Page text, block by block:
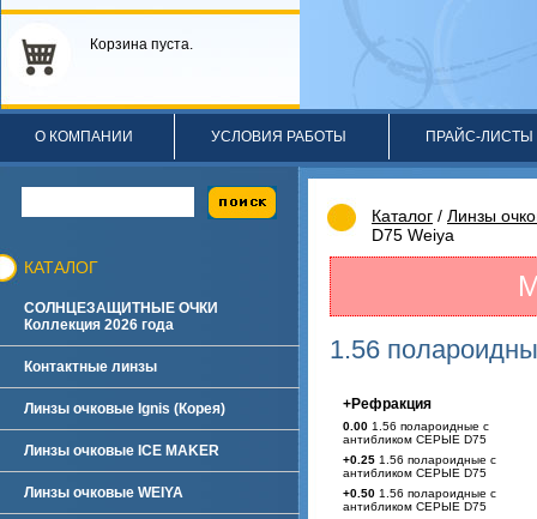
Корзина пуста.
О КОМПАНИИ УСЛОВИЯ РАБОТЫ ПРАЙС-ЛИСТЫ
КАТАЛОГ
СОЛНЦЕЗАЩИТНЫЕ ОЧКИ
Коллекция 2026 года
Контактные линзы
Линзы очковые Ignis (Корея)
Линзы очковые ICE MAKER
Линзы очковые WEIYA
Каталог / Линзы
D75 Weiya
1.56
+Рефракция
0.00 1.56 полароидные с
антибликом СЕРЫЕ D75
+0.25 1.56 полароидные с
антибликом СЕРЫЕ D75
+0.50 1.56 полароидные с
антибликом СЕРЫЕ D75